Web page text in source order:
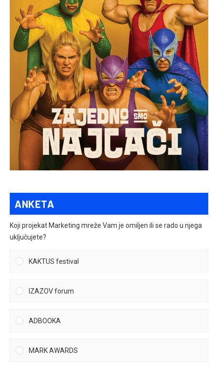
ANKETA
Koji projekat Marketing mreže Vam je omiljen ili se rado u njega
uključujete?
KAKTUS festival
IZAZOV forum
ADBOOKA
MARK AWARDS